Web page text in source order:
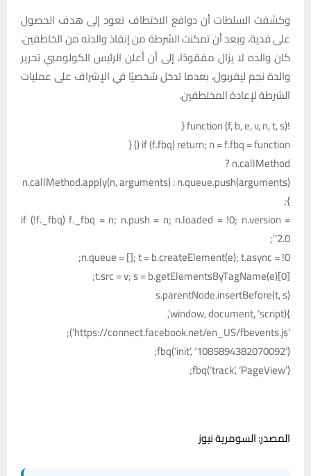
وكشفت السلطات أن دوافع الاختطاف تعود إلى هدف الحصول
على فدية، وبعد أن تمكنت الشرطة من إنقاذ والدته من الخاطفين،
كان والده لا يزال مفقودًا، إلى أن أعلن الرئيس الكولومبي تحرير
والدة نجم ليفربول، بعدما تدخل شخصيًا في الإشراف على عمليات
الشرطة لإعادة المختطفين.
!function (f, b, e, v, n, t, s) {
if (f.fbq) return; n = f.fbq = function () {
n.callMethod ?
n.callMethod.apply(n, arguments) : n.queue.push(arguments)
};
if (!f._fbq) f._fbq = n; n.push = n; n.loaded = !0; n.version =
‘2.0’;
n.queue = []; t = b.createElement(e); t.async = !0;
t.src = v; s = b.getElementsByTagName(e)[0];
s.parentNode.insertBefore(t, s)
}(window, document, ‘script’,
‘https://connect.facebook.net/en_US/fbevents.js’);
fbq(‘init’, ‘1085894382070092’);
fbq(‘track’, ‘PageView’);
المصدر: السومرية نيوز